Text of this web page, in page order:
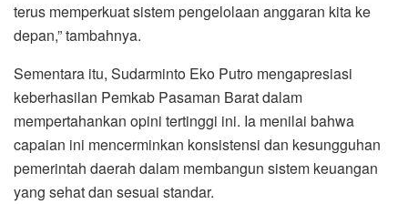
terus memperkuat sistem pengelolaan anggaran kita ke
depan,” tambahnya.
Sementara itu, Sudarminto Eko Putro mengapresiasi
keberhasilan Pemkab Pasaman Barat dalam
mempertahankan opini tertinggi ini. Ia menilai bahwa
capaian ini mencerminkan konsistensi dan kesungguhan
pemerintah daerah dalam membangun sistem keuangan
yang sehat dan sesuai standar.